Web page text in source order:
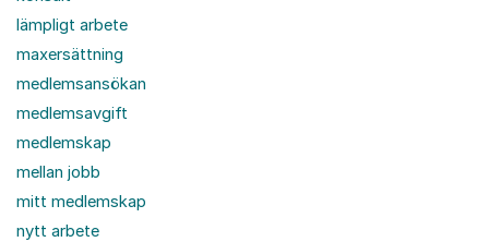
lämpligt arbete
maxersättning
medlemsansökan
medlemsavgift
medlemskap
mellan jobb
mitt medlemskap
nytt arbete